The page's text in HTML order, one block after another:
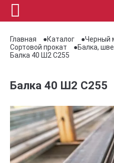
Главная Каталог
Черный
Сортовой прокат
Балка,
Балка 40 Ш2 С255
Балка 40 Ш2 С255